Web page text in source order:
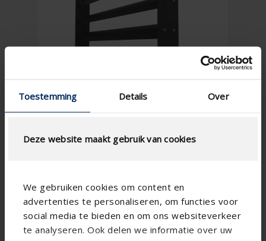
Toestemming Details Over
Deze website maakt gebruik van cookies
We gebruiken cookies om content en
advertenties te personaliseren, om functies voor
social media te bieden en om ons websiteverkeer
te analyseren. Ook delen we informatie over uw